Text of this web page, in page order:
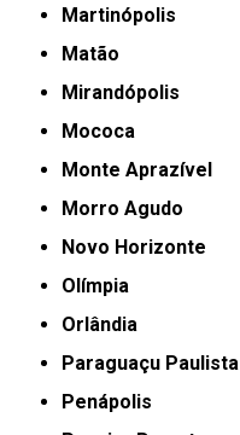
Martinópolis
Matão
Mirandópolis
Mococa
Monte Aprazível
Morro Agudo
Novo Horizonte
Olímpia
Orlândia
Paraguaçu Paulista
Penápolis